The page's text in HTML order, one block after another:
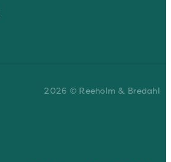
2026 © Reeholm & Bredahl